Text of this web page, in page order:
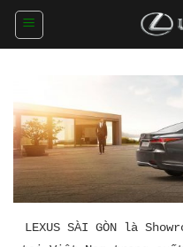
Skip
LEXUS SÀI GÒN là